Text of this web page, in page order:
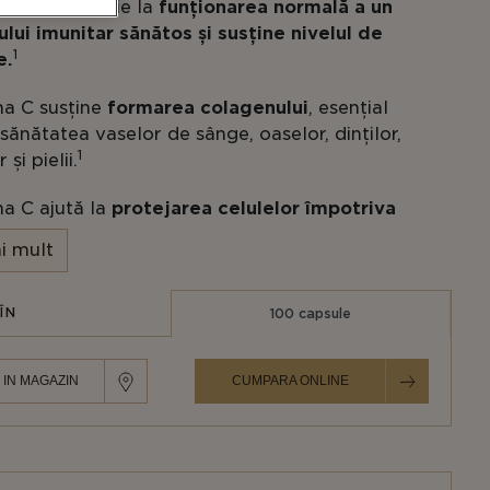
C contribuie la funționarea normală a un
imunitar sănătos și susține nivelul de
1
C susține formarea colagenului, esențial
vaselor de sânge, oaselor, dinților,
și pielii.1
C ajută la protejarea celulelor împotriva
oxidativ
pentru dieteleKosher și Vegane
C 500
mg este un supliment care
mg de Vitamina C per capsulă. Acest
mult
100 capsule
MAGAZIN CUMPARA ONLINE